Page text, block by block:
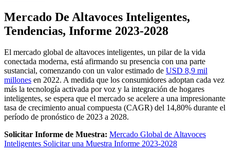
Mercado De Altavoces Inteligentes,
Tendencias, Informe 2023-2028
El mercado global de altavoces inteligentes, un pilar de la vida
conectada moderna, está afirmando su presencia con una parte
sustancial, comenzando con un valor estimado de USD 8,9 mil
millones en 2022. A medida que los consumidores adoptan cada vez
más la tecnología activada por voz y la integración de hogares
inteligentes, se espera que el mercado se acelere a una impresionante
tasa de crecimiento anual compuesta (CAGR) del 14,80% durante el
período de pronóstico de 2023 a 2028.
Solicitar Informe de Muestra: Mercado Global de Altavoces
Inteligentes Solicitar una Muestra Informe 2023-2028